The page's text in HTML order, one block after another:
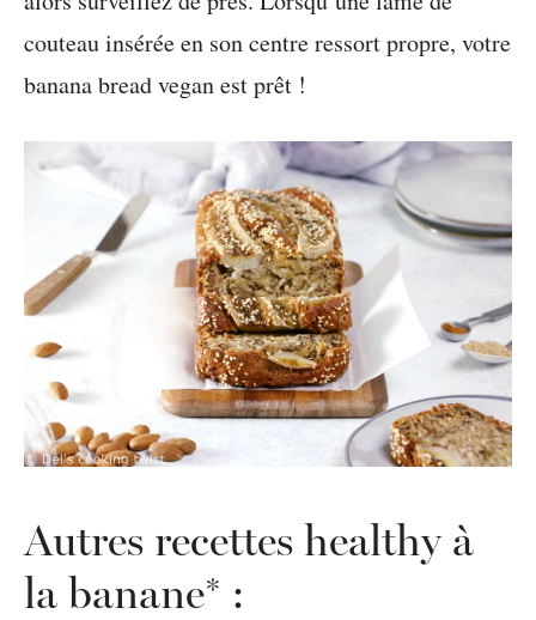
couteau insérée en son centre ressort propre, votre
banana bread vegan est prêt !
Autres recettes healthy à
la banane* :